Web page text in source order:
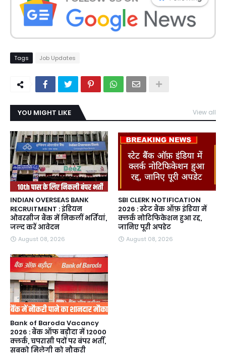
Tags Job Updates
YOU MIGHT LIKE View all
INDIAN OVERSEAS BANK
RECRUITMENT : इंडियन
ओवरसीज बैंक में निकलीं भर्तियां,
जल्द करें आवेदन
August 08, 2026
SBI CLERK NOTIFICATION
2026 : स्टेट बैंक ऑफ़ इंडिया में
क्लर्क नोटिफिकेशन हुआ रद्द,
जानिए पूरी अपडेट
August 08, 2026
Bank of Baroda Vacancy
2026 : बैंक ऑफ बड़ौदा में 12000
क्लर्क, चपरासी पदों पर बंपर भर्ती,
सबको मिलेगी को नौकरी